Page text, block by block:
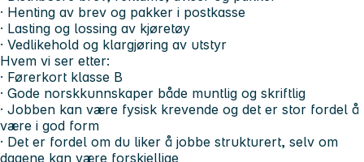
· Henting av brev og pakker i postkasse
· Lasting og lossing av kjøretøy
· Vedlikehold og klargjøring av utstyr
Hvem vi ser etter:
· Førerkort klasse B
· Gode norskkunnskaper både muntlig og skriftlig
· Jobben kan være fysisk krevende og det er stor fordel å
være i god form
· Det er fordel om du liker å jobbe strukturert, selv om
dagene kan være forskjellige